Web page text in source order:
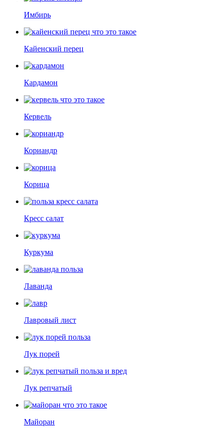
Имбирь
Кайенский перец
Кардамон
Кервель
Кориандр
Корица
Кресс салат
Куркума
Лаванда
Лавровый лист
Лук порей
Лук репчатый
Майоран